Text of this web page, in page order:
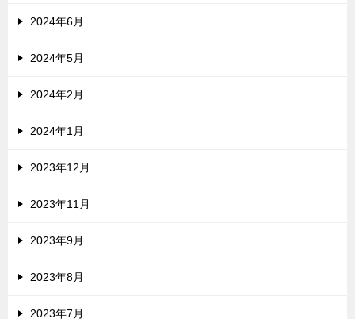
2024年6月
2024年5月
2024年2月
2024年1月
2023年12月
2023年11月
2023年9月
2023年8月
2023年7月